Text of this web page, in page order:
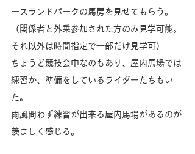
ースランドパークの馬房を見せてもらう。
（関係者と外乗参加された方のみ見学可能。
それ以外は時間指定で一部だけ見学可）
ちょうど競技会中なのもあり、屋内馬場では
練習か、準備をしているライダーたちもい
た。
雨風問わず練習が出来る屋内馬場があるのが
羨ましく感じる。